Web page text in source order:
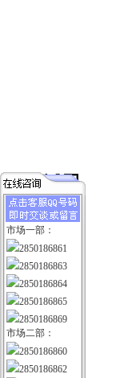
市场一部：
2850186861
2850186863
2850186864
2850186865
2850186869
市场二部：
2850186860
2850186862